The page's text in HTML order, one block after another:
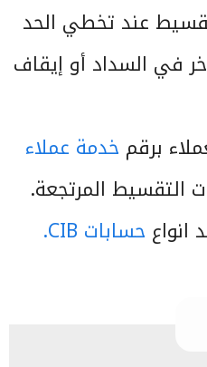
عند تخطي الحد
في السداد أو إيقاف
برقم خدمة عملاء
التقسيط المرتجعة.
انواع حسابات CIB.